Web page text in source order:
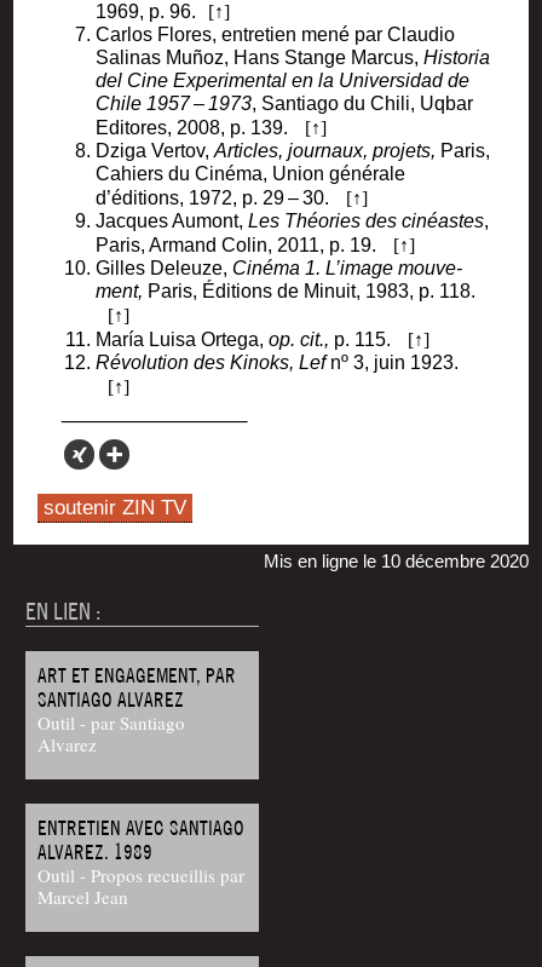
EN LIEN :
ART ET ENGAGEMENT, PAR
SANTIAGO ALVAREZ
Outil - par Santiago
Alvarez
ENTRETIEN AVEC SANTIAGO
ALVAREZ. 1989
Outil - Propos recueillis par
Marcel Jean
1969, p. 96.
Car­los Flores, entre­tien mené par Clau­dio
Sali­nas Muñoz, Hans Stange Mar­cus,His­to­ria
del Cine Expe­ri­men­tal en la Uni­ver­si­dad de
Chile 1957 – 1973, San­tia­go du Chi­li, Uqbar
Edi­tores, 2008, p. 139.
Dzi­ga Ver­tov,Articles, jour­naux, pro­jets, Paris,
Cahiers du Ciné­ma, Union géné­rale
d’éditions, 1972, p. 29 – 30.
Jacques Aumont,Les Théo­ries des cinéastes,
Paris, Armand Colin, 2011, p. 19.
Gilles Deleuze, Ciné­ma 1. L’image mou­ve­
ment, Paris, Édi­tions de Minuit, 1983, p. 118.
María Lui­sa Orte­ga,op. cit., p. 115.
Révo­lu­tion des Kinoks, Lefnº 3, juin 1923.
soutenir ZIN TV
Mis en ligne le 10 décembre 2020